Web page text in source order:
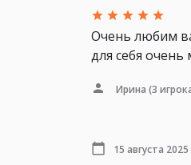
Очень любим
для себя
Ирина (3
15 августа 2025